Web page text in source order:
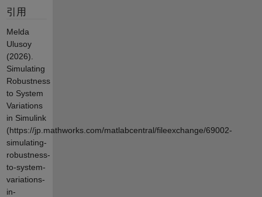
引用
Melda
Ulusoy
(2026).
Simulating
Robustness
to System
Variations
in Simulink
(https://jp.mathworks.com/matlabcentral/fileexchange/69002-
simulating-
robustness-
to-system-
variations-
in-